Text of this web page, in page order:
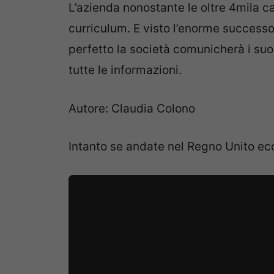
L’azienda nonostante le oltre 4mila
curriculum. E visto l’enorme
perfetto la società comunicherà i
tutte le informazioni.
Autore: Claudia Colono
Intanto se andate nel Regno Unito